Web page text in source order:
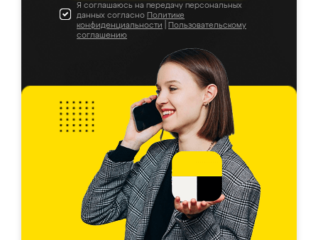
Я соглашаюсь на передачу персональных
данных согласно Политике
конфиденциальности
Пользовательскому
соглашению